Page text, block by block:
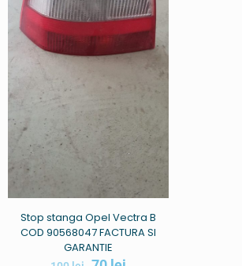
Stop stanga Opel Vectra B
COD 90568047 FACTURA SI
GARANTIE